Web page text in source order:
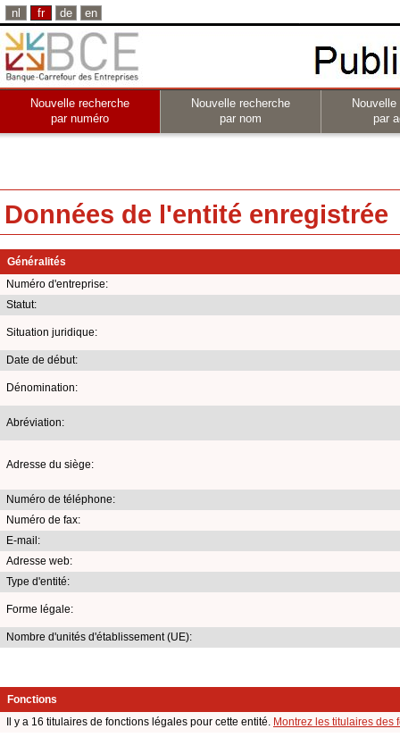
nl fr de en
Nouvelle recherche
par numéro
Nouvelle recherche
par nom
par
Données de l'entité enregistrée
Généralités
Numéro d'entreprise:
Statut:
Situation juridique:
Date de début:
Dénomination:
Abréviation:
Adresse du siège:
Numéro de téléphone:
Numéro de fax:
E-mail:
Adresse web:
Type d'entité:
Forme légale:
Nombre d'unités d'établissement (UE):
Fonctions
Il y a 16 titulaires de fonctions légales pour cette entité. Montrez les titulaires des